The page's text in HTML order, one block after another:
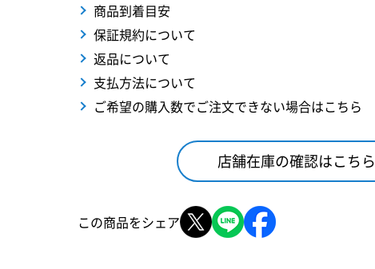
商品到着目安
保証規約について
返品について
支払方法について
ご希望の購入数でご注文できない場合はこちら
店舗在庫の確認はこちら
この商品をシェア